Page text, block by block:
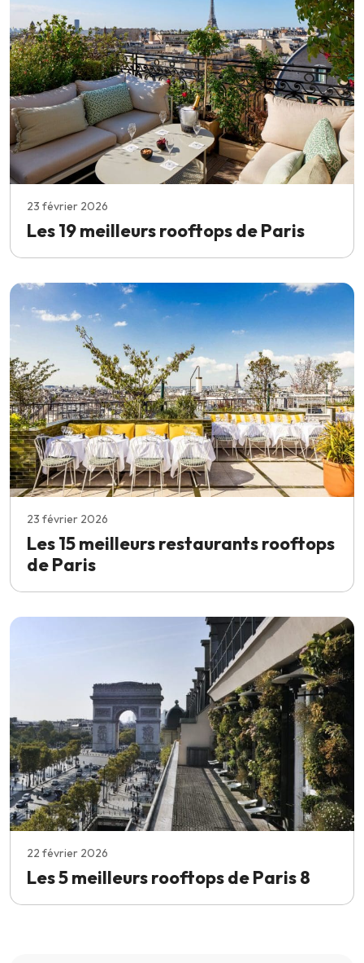
23 février 2026
Les 19 meilleurs rooftops de Paris
23 février 2026
Les 15 meilleurs restaurants rooftops
de Paris
22 février 2026
Les 5 meilleurs rooftops de Paris 8